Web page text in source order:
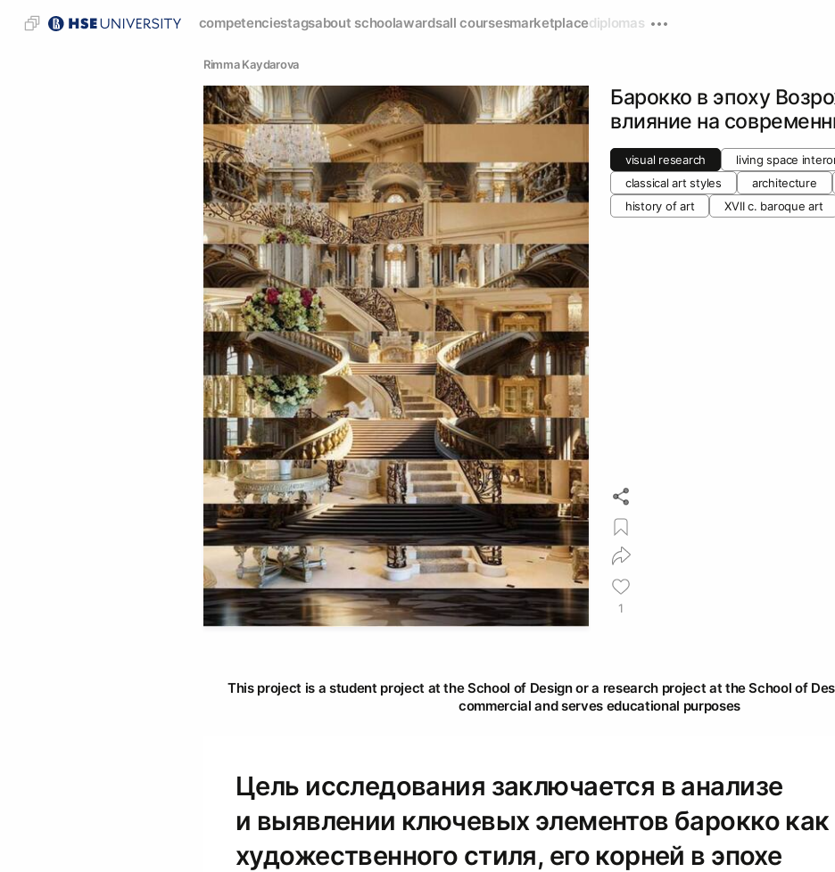
competenciestagsabout schoolawardsall coursesmarketplacediplomas
Rimma Kaydarova
Барокко в эпоху
влияние на
visual research living space
classical art styles
architecture
history of art
XVII c. baroque art
1
This project is a student project at the School of Design or a research project at the School of
commercial and serves educational purposes
Цель исследования заключается в анализе
и выявлении ключевых элементов барокко как
художественного стиля, его корней в эпохе